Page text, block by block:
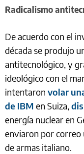
Radicalismo
De acuerdo con el
década se produjo
antitecnológico, y
ideológico con el
intentaron volar
de IBM en Suiza,
energía nuclear en
enviaron por correo
de armas italiano.